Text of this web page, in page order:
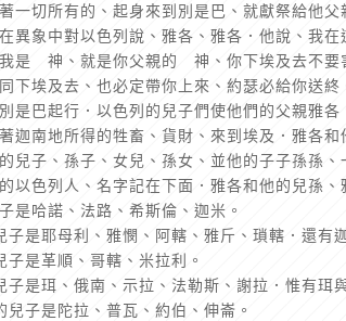
一切所有的、起身來到別是巴、就獻祭給他
異象中對以色列說、雅各、雅各．他說、我在
神、就是你父親的 神、你下埃及去不要
下埃及去、也必定帶你上來、約瑟必給你送終
是巴起行．以色列的兒子們使他們的父親雅
迦南地所得的牲畜、貨財、來到埃及．雅各和
兒子、孫子、女兒、孫女、並他的子子孫孫、
以色列人、名字記在下面．雅各和他的兒孫、
是哈諾、法路、希斯倫、迦米。
子是耶母利、雅憫、阿轄、雅斤、瑣轄．還有
子是革順、哥轄、米拉利。
子是珥、俄南、示拉、法勒斯、謝拉．惟有珥
兒子是陀拉、普瓦、約伯、伸崙。